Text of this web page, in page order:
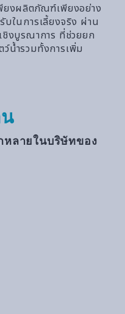
ยงผลิตภัณฑ์เพียงอย่าง
บในการเลี้ยงจริง ผ่าน
ชิงบูรณาการ ที่ช่วยยก
ว์น้ำรวมทั้งการเพิ่ม
ลายในบริษัทของ